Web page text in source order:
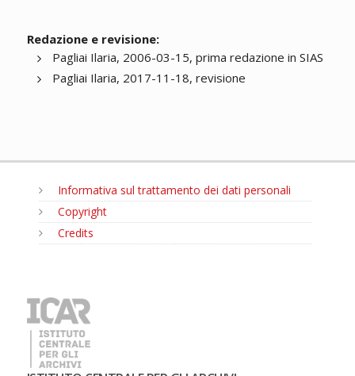
Redazione e revisione:
Pagliai Ilaria, 2006-03-15, prima redazione in SIAS
Pagliai Ilaria, 2017-11-18, revisione
Informativa sul trattamento dei dati personali
Copyright
Credits